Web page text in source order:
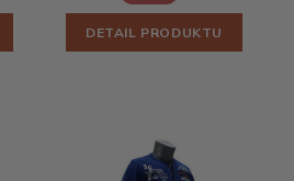
DETAIL PRODUKTU